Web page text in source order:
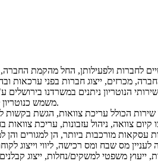
לחברות ולפעילותן, החל מהקמת החברה,
הנוטריון ניתנים במשרדנו בירושלים
משמש כנוטריון למעלה מ- 30 שנה.עו"ד ונוטריון איתן לוי.
הכולל עריכת צוואות, הגשת בקשות
עסקאות מורכבות ביותר, הן למגורים
מס שבח ומס רכישה, ליווי וייצוג